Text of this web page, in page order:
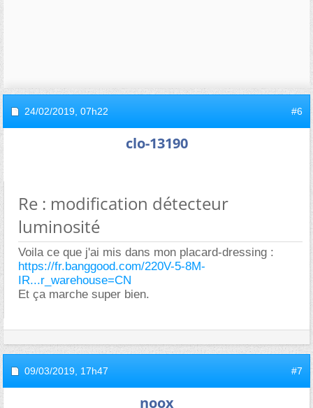
24/02/2019, 07h22 #6
clo-13190
Re : modification détecteur
luminosité
Voila ce que j'ai mis dans mon placard-dressing :
https://fr.banggood.com/220V-5-8M-
IR...r_warehouse=CN
Et ça marche super bien.
09/03/2019, 17h47 #7
noox